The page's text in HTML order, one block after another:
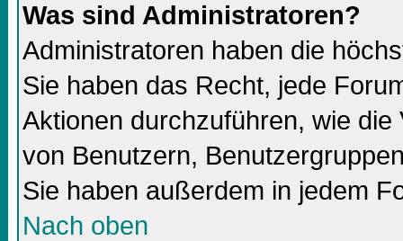
Was sind Administratoren?
Administratoren haben die
Sie haben das Recht, jede
Aktionen durchzuführen, wie
von Benutzern,
Sie haben außerdem in jedem
Nach oben